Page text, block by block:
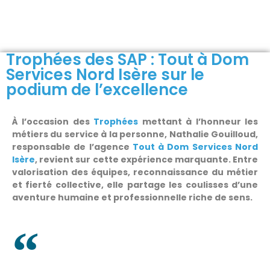
Trophées des SAP : Tout à Dom
Services Nord Isère sur le
podium de l’excellence
À l’occasion des Trophées mettant à l’honneur les
métiers du service à la personne, Nathalie Gouilloud,
responsable de l’agence Tout à Dom Services Nord
Isère, revient sur cette expérience marquante. Entre
valorisation des équipes, reconnaissance du métier
et fierté collective, elle partage les coulisses d’une
aventure humaine et professionnelle riche de sens.